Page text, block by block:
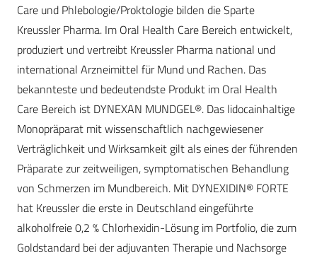
Care und Phlebologie/Proktologie bilden die Sparte
Kreussler Pharma. Im Oral Health Care Bereich entwickelt,
produziert und vertreibt Kreussler Pharma national und
international Arzneimittel für Mund und Rachen. Das
bekannteste und bedeutendste Produkt im Oral Health
Care Bereich ist DYNEXAN MUNDGEL®. Das lidocainhaltige
Monopräparat mit wissenschaftlich nachgewiesener
Verträglichkeit und Wirksamkeit gilt als eines der führenden
Präparate zur zeitweiligen, symptomatischen Behandlung
von Schmerzen im Mundbereich. Mit DYNEXIDIN® FORTE
hat Kreussler die erste in Deutschland eingeführte
alkoholfreie 0,2 % Chlorhexidin-Lösung im Portfolio, die zum
Goldstandard bei der adjuvanten Therapie und Nachsorge